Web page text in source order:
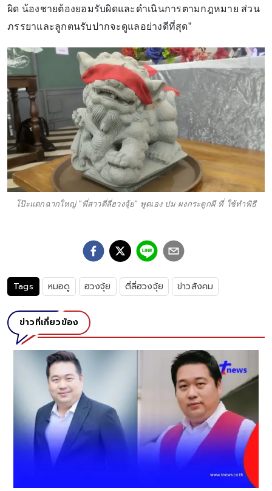
ผิด น้องชายต้องยอมรับผิดและดําเนินการตามกฎหมาย ส่วน
ภรรยาและลูกตนรับปากจะดูแลอย่างดีที่สุด”
โป๊ะแตกฉากใหญ่ "พี่สาวตี่ลี่ฮวงจุ้ย" พูดเอง ปม ผงกระดูกผี ที่ ใช้ทำพิธี
Tags หมอดู ฮวงจุ้ย ตี่ลี่ฮวงจุ้ย ข่าวสังคม
ข่าวที่เกี่ยวข้อง